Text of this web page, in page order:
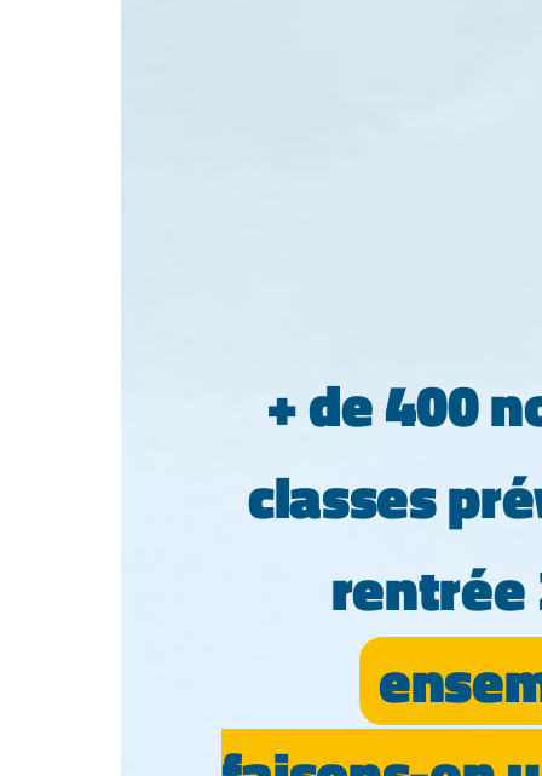
+ de 400
classes
rentrée